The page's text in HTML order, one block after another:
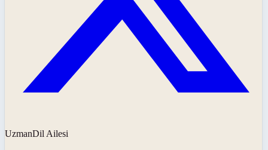
UzmanDil Ailesi